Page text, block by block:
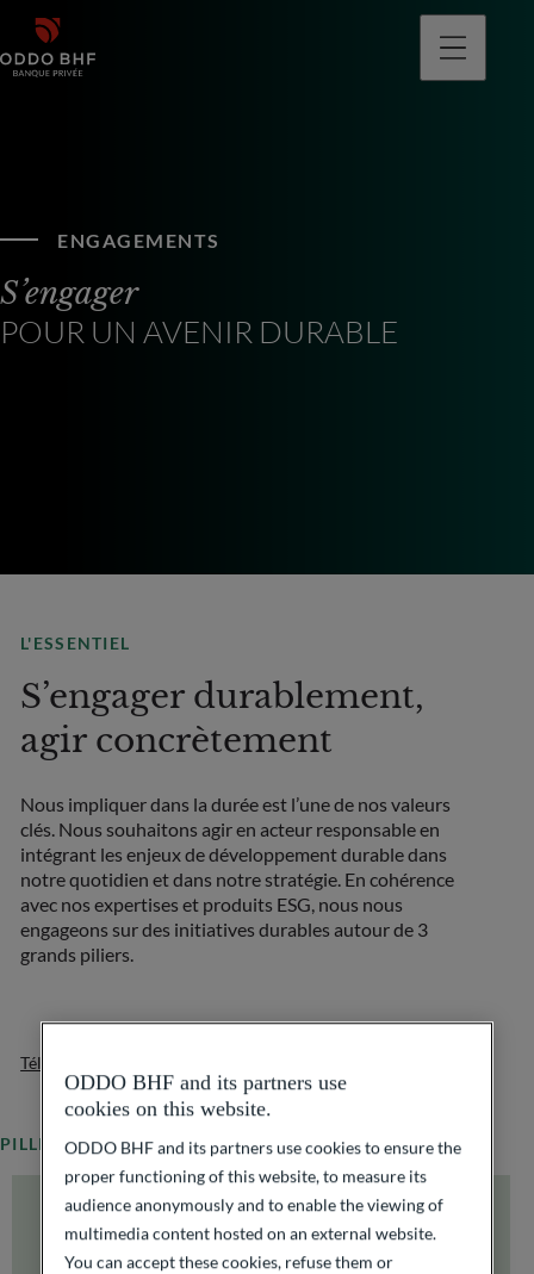
ENGAGEMENTS
S’engager
POUR UN AVENIR DURABLE
L'ESSENTIEL
S’engager durablement,
agir concrètement
Nous impliquer dans la durée est l’une de nos valeurs
clés. Nous souhaitons agir en acteur responsable en
intégrant les enjeux de développement durable dans
notre quotidien et dans notre stratégie. En cohérence
avec nos expertises et produits ESG, nous nous
engageons sur des initiatives durables autour de 3
grands piliers.
Télécharger le rapport RSE
PILLIERS D'ENGAGEMENT
ODDO BHF and its partners use
cookies on this website.
ODDO BHF and its partners use cookies to ensure the
proper functioning of this website, to measure its
audience anonymously and to enable the viewing of
multimedia content hosted on an external website.
You can accept these cookies, refuse them or